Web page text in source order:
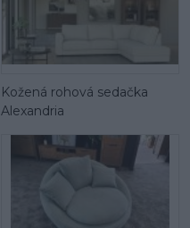
Kožená rohová sedačka
Alexandria